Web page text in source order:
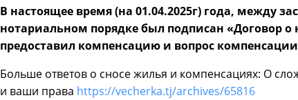
В настоящее время (на 01.04.2025г) года, между
нотариальном порядке был подписан «Договор
предоставил компенсацию и вопрос
Больше ответов о сносе жилья и компенсациях: О
и ваши права https://vecherka.tj/archives/65816